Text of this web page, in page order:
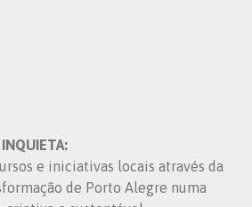
e iniciativas locais através da
de Porto Alegre numa